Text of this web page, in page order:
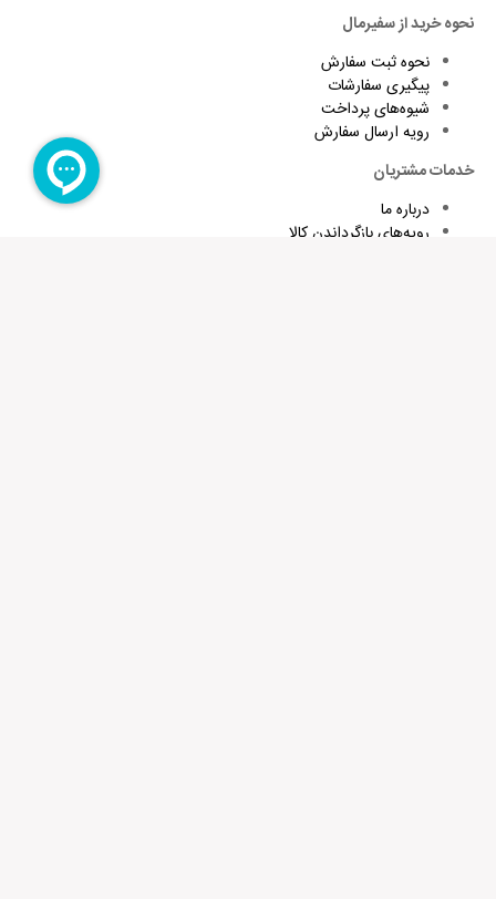
نحوه خرید از سفیرمال
نحوه ثبت سفارش
پیگیری سفارشات
شیوه‌های پرداخت
رویه ارسال سفارش
خدمات مشتریان
درباره ما
رویه‌های بازگرداندن کالا